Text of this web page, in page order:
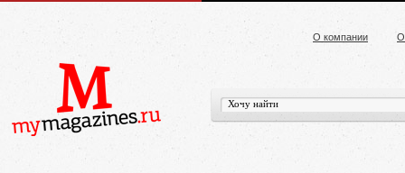
О компании